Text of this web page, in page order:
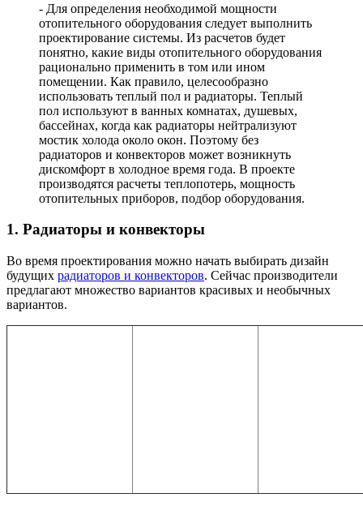
- Для определения необходимой мощности
отопительного оборудования следует выполнить
проектирование системы. Из расчетов будет
понятно, какие виды отопительного оборудования
рационально применить в том или ином
помещении. Как правило, целесообразно
использовать теплый пол и радиаторы. Теплый
пол используют в ванных комнатах, душевых,
бассейнах, когда как радиаторы нейтрализуют
мостик холода около окон. Поэтому без
радиаторов и конвекторов может возникнуть
дискомфорт в холодное время года. В проекте
производятся расчеты теплопотерь, мощность
отопительных приборов, подбор оборудования.
1. Радиаторы и конвекторы
Во время проектирования можно начать выбирать дизайн
будущих радиаторов и конвекторов. Сейчас производители
предлагают множество вариантов красивых и необычных
вариантов.